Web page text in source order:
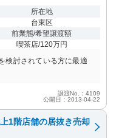
所在地
台東区
前業態/希望譲渡額
喫茶店/120万円
検討されている方に最適
譲渡No.：4109
公開日：2013-04-22
1階店舗の居抜き売却